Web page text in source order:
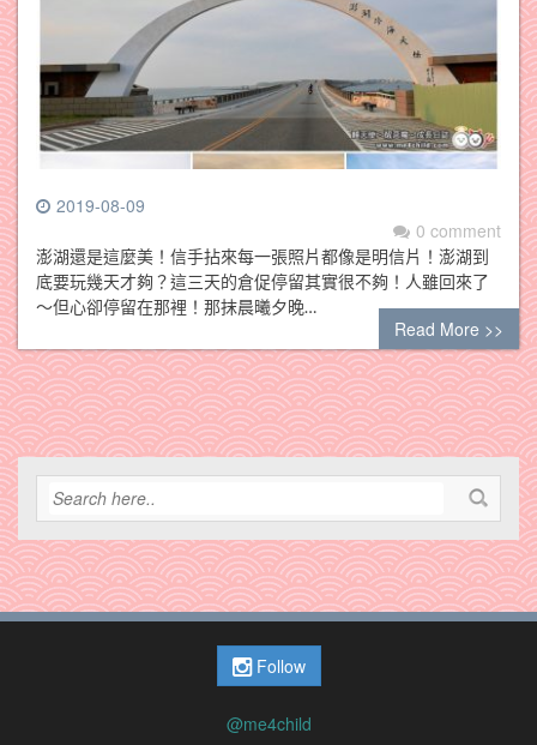
2019-08-09
0 comment
澎湖還是這麼美！信手拈來每一張照片都像是明信片！澎湖到
底要玩幾天才夠？這三天的倉促停留其實很不夠！人雖回來了
～但心卻停留在那裡！那抹晨曦夕晚…
Read More >>
Follow
@me4child